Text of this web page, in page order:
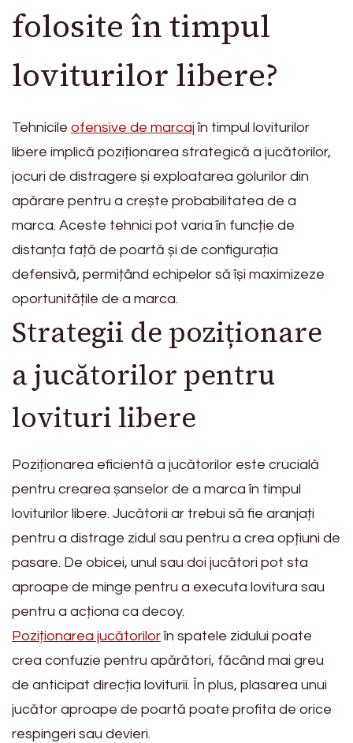
folosite în timpul
loviturilor libere?
Tehnicile ofensive de marcaj în timpul loviturilor
libere implică poziționarea strategică a jucătorilor,
jocuri de distragere și exploatarea golurilor din
apărare pentru a crește probabilitatea de a
marca. Aceste tehnici pot varia în funcție de
distanța față de poartă și de configurația
defensivă, permițând echipelor să își maximizeze
oportunitățile de a marca.
Strategii de poziționare
a jucătorilor pentru
lovituri libere
Poziționarea eficientă a jucătorilor este crucială
pentru crearea șanselor de a marca în timpul
loviturilor libere. Jucătorii ar trebui să fie aranjați
pentru a distrage zidul sau pentru a crea opțiuni de
pasare. De obicei, unul sau doi jucători pot sta
aproape de minge pentru a executa lovitura sau
pentru a acționa ca decoy.
Poziționarea jucătorilorîn spatele zidului poate
crea confuzie pentru apărători, făcând mai greu
de anticipat direcția loviturii. În plus, plasarea unui
jucător aproape de poartă poate profita de orice
respingeri sau devieri.